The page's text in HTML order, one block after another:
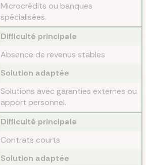
Microcrédits ou banques
spécialisées.
Difficulté principale
Absence de revenus stables
Solution adaptée
Solutions avec garanties externes ou
apport personnel.
Difficulté principale
Contrats courts
Solution adaptée